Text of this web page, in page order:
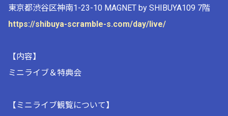
東京都渋谷区神南1-23-10 MAGNET by SHIBUYA109 7階
https://shibuya-scramble-s.com/day/live/
【内容】
ミニライブ＆特典会
【ミニライブ観覧について】